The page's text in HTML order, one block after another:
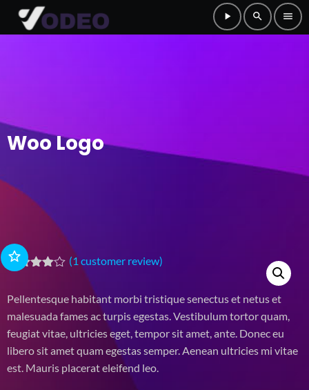
play_arrow search menu
Woo Logo
of 5
based
on
customer
(1customer review)
Pellentesque habitant morbi tristique senectus et netus et
malesuada fames ac turpis egestas. Vestibulum tortor quam,
feugiat vitae, ultricies eget, tempor sit amet, ante. Donec eu
libero sit amet quam egestas semper. Aenean ultricies mi vitae
est. Mauris placerat eleifend leo.